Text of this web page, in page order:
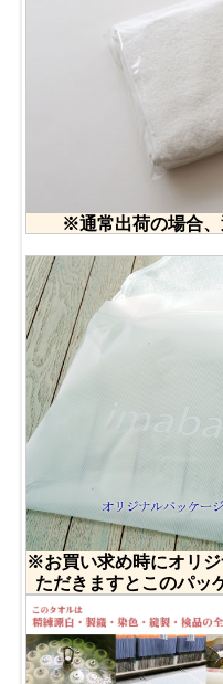
※通常出荷の場合、
※お買い求め時にオリ
ただきますとこのパッ